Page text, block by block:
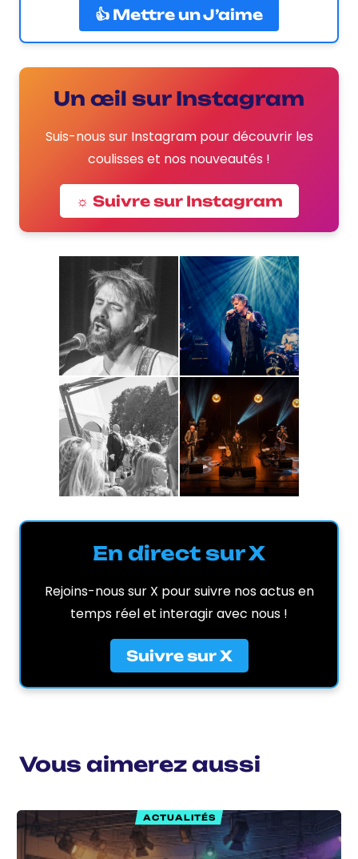
👍 Mettre un J’aime
Un œil sur Instagram
Suis-nous sur Instagram pour découvrir les
coulisses et nos nouveautés !
☼ Suivre sur Instagram
En direct sur X
Rejoins-nous sur X pour suivre nos actus en
temps réel et interagir avec nous !
Suivre sur X
Vous aimerez aussi
ACTUALITÉS